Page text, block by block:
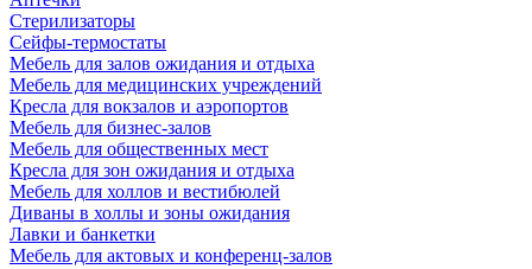
Стерилизаторы
Сейфы-термостаты
Мебель для залов ожидания и отдыха
Мебель для медицинских учреждений
Кресла для вокзалов и аэропортов
Мебель для бизнес-залов
Мебель для общественных мест
Кресла для зон ожидания и отдыха
Мебель для холлов и вестибюлей
Диваны в холлы и зоны ожидания
Лавки и банкетки
Мебель для актовых и конференц-залов